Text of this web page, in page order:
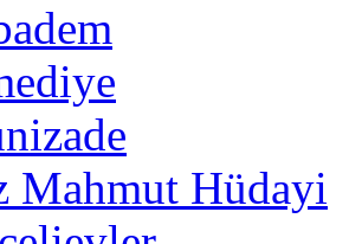
Mahmut Hüdayi